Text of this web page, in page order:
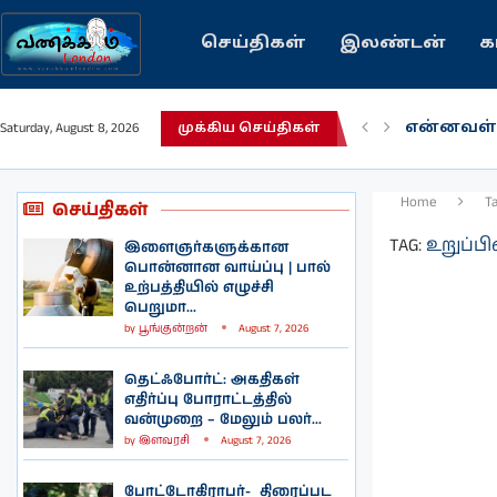
செய்திகள் இலண்டன்
Saturday, August 8, 2026 முக்கிய செய்திகள்
என்னவள்!
செய்திகள்
இளைஞர்களுக்கான
பொன்னான வாய்ப்பு | பால்
உற்பத்தியில் எழுச்சி
பெறுமா...
by பூங்குன்றன் August 7, 2026
தெட்ஃபோர்ட்: அகதிகள்
எதிர்ப்பு போராட்டத்தில்
வன்முறை – மேலும் பலர்...
by இளவரசி August 7, 2026
போட்டோகிராபர்- ‌ திரைப்பட
Home
TAG: